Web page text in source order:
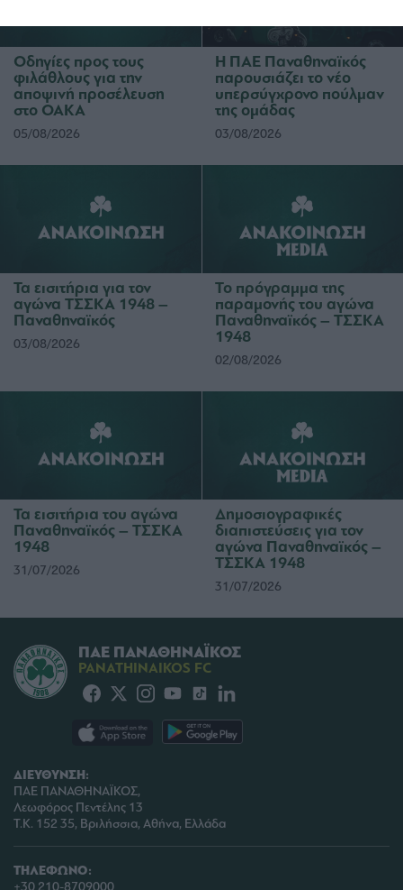
Οδηγίες προς τους
φιλάθλους για την
αποψινή προσέλευση
στο ΟΑΚΑ
05/08/2026
Η ΠΑΕ Παναθηναϊκός
παρουσιάζει το νέο
υπερσύγχρονο πούλμαν
της ομάδας
03/08/2026
Τα εισιτήρια για τον
αγώνα ΤΣΣΚΑ 1948 –
Παναθηναϊκός
03/08/2026
Το πρόγραμμα της
παραμονής του αγώνα
Παναθηναϊκός – ΤΣΣΚΑ
1948
02/08/2026
Τα εισιτήρια του αγώνα
Παναθηναϊκός – ΤΣΣΚΑ
1948
31/07/2026
Δημοσιογραφικές
διαπιστεύσεις για τον
αγώνα Παναθηναϊκός –
ΤΣΣΚΑ 1948
31/07/2026
ΔΙΕΥΘΥΝΣΗ:
ΠΑΕ ΠΑΝΑΘΗΝΑΪΚΟΣ,
Λεωφόρος Πεντέλης 13
Τ.Κ. 152 35, Βριλήσσια, Αθήνα, Ελλάδα
ΤΗΛΕΦΩΝΟ:
ΠΑΕ ΠΑΝΑΘΗΝΑΪΚΟΣ
PANATHINAIKOS FC